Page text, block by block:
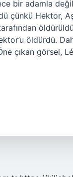
bir adamla
çünkü Hektor,
öldürdü.
çıkan görsel,